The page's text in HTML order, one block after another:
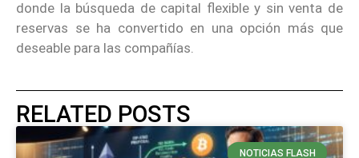
donde la búsqueda de capital flexible y sin venta de
reservas se ha convertido en una opción más que
deseable para las compañías.
RELATED POSTS
NOTICIAS FLASH